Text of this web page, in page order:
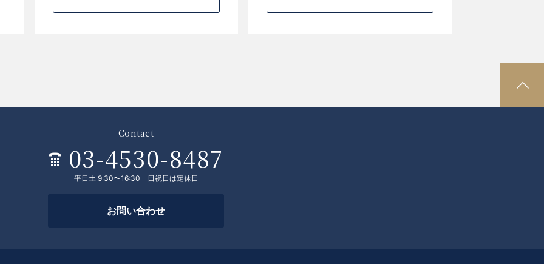
P
A
Contact
03-4530-8487
平日土 9:30〜16:30 日祝日は定休日
お問い合わせ